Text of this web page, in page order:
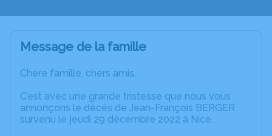
Message de la famille
Chère famille, chers amis,
C’est avec une grande tristesse que nous vous
annonçons le décès de Jean-François BERGER
survenu le jeudi 29 décembre 2022 à Nice.